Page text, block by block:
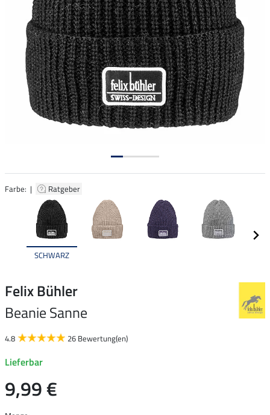
Farbe: | Ratgeber
SCHWARZ
Felix Bühler
Beanie Sanne
4.8 26 Bewertung(en)
Lieferbar
9,99 €